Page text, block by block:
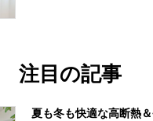
注目の記事
夏も冬も快適な高断熱